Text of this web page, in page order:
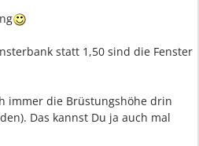
statt 1,50 sind die Fenster
immer die Brüstungshöhe drin
Das kannst Du ja auch mal